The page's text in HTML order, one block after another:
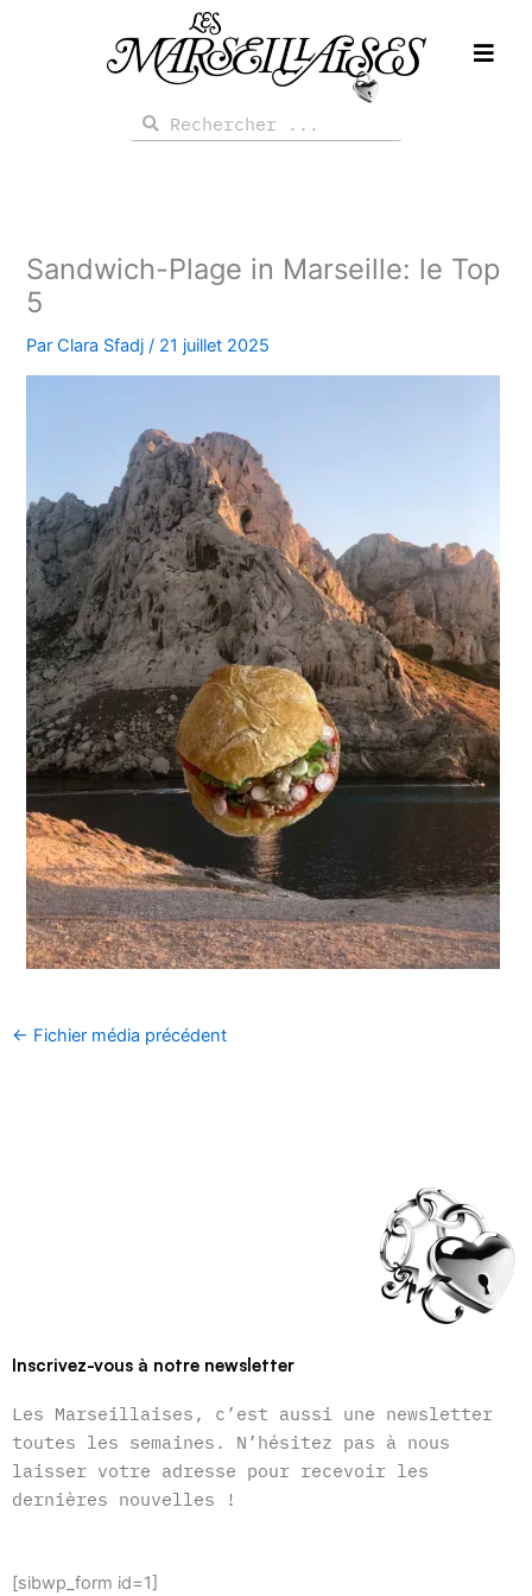
Rechercher
Rechercher
Sandwich-Plage in Marseille: le Top
5
ParClara Sfadj / 21 juillet 2025
← Fichier média précédent
Inscrivez-vous à notre newsletter
Les Marseillaises, c’est aussi une newsletter
toutes les semaines. N’hésitez pas à nous
laisser votre adresse pour recevoir les
dernières nouvelles !
[sibwp_form id=1]